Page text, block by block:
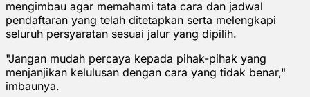
mengimbau agar memahami tata cara dan jadwal
pendaftaran yang telah ditetapkan serta melengkapi
seluruh persyaratan sesuai jalur yang dipilih.
"Jangan mudah percaya kepada pihak-pihak yang
menjanjikan kelulusan dengan cara yang tidak benar,"
imbaunya.